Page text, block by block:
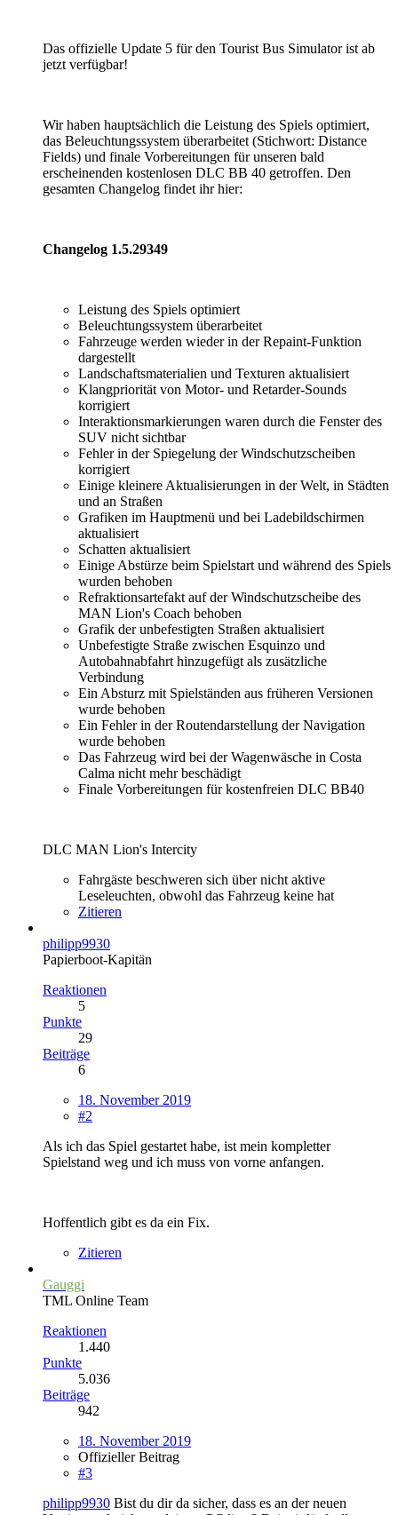
Das offizielle Update 5 für den Tourist Bus Simulator ist ab
jetzt verfügbar!
Wir haben hauptsächlich die Leistung des Spiels optimiert,
das Beleuchtungssystem überarbeitet (Stichwort: Distance
Fields) und finale Vorbereitungen für unseren bald
erscheinenden kostenlosen DLC BB 40 getroffen. Den
gesamten Changelog findet ihr hier:
Changelog 1.5.29349
Leistung des Spiels optimiert
Beleuchtungssystem überarbeitet
Fahrzeuge werden wieder in der Repaint-Funktion
dargestellt
Landschaftsmaterialien und Texturen aktualisiert
Klangpriorität von Motor- und Retarder-Sounds
korrigiert
Interaktionsmarkierungen waren durch die Fenster des
SUV nicht sichtbar
Fehler in der Spiegelung der Windschutzscheiben
korrigiert
Einige kleinere Aktualisierungen in der Welt, in Städten
und an Straßen
Grafiken im Hauptmenü und bei Ladebildschirmen
aktualisiert
Schatten aktualisiert
Einige Abstürze beim Spielstart und während des Spiels
wurden behoben
Refraktionsartefakt auf der Windschutzscheibe des
MAN Lion's Coach behoben
Grafik der unbefestigten Straßen aktualisiert
Unbefestigte Straße zwischen Esquinzo und
Autobahnabfahrt hinzugefügt als zusätzliche
Verbindung
Ein Absturz mit Spielständen aus früheren Versionen
wurde behoben
Ein Fehler in der Routendarstellung der Navigation
wurde behoben
Das Fahrzeug wird bei der Wagenwäsche in Costa
Calma nicht mehr beschädigt
Finale Vorbereitungen für kostenfreien DLC BB40
DLC MAN Lion's Intercity
Fahrgäste beschweren sich über nicht aktive
Leseleuchten, obwohl das Fahrzeug keine hat
Zitieren
philipp9930
Papierboot-Kapitän
Reaktionen
5
Punkte
29
Beiträge
6
18. November 2019
#2
Als ich das Spiel gestartet habe, ist mein kompletter
Spielstand weg und ich muss von vorne anfangen.
Hoffentlich gibt es da ein Fix.
Zitieren
Gauggi
TML Online Team
Reaktionen
1.440
Punkte
5.036
Beiträge
942
18. November 2019
Offizieller Beitrag
#3
philipp9930 Bist du dir da sicher, dass es an der neuen